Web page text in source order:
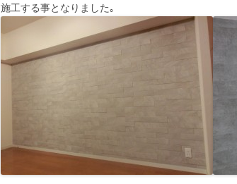
施工する事となりました｡